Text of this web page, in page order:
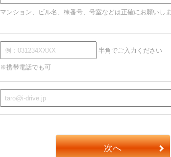
マンション、ビル名、棟番号、号室などは正確にお願いしま
半角でご入力ください
※携帯電話でも可
次へ